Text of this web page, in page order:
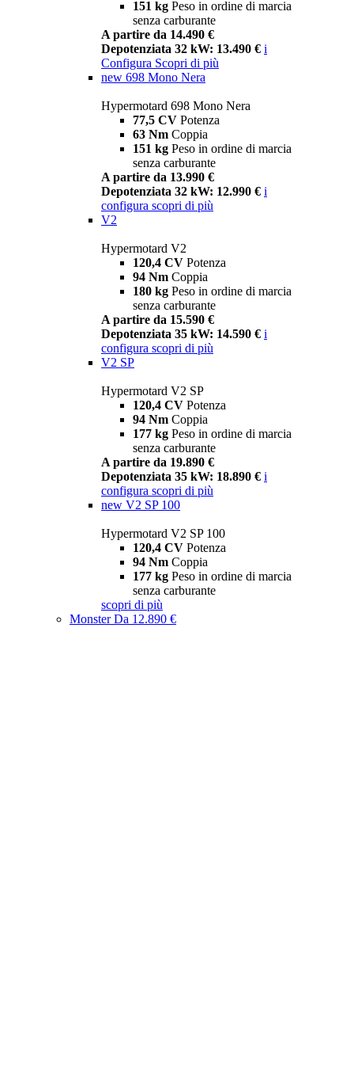
151 kg Peso in ordine di marcia
senza carburante
A partire da 14.490 €
Depotenziata 32 kW: 13.490 € i
Configura Scopri di più
new 698 Mono Nera
Hypermotard 698 Mono Nera
77,5 CV Potenza
63 Nm Coppia
151 kg Peso in ordine di marcia
senza carburante
A partire da 13.990 €
Depotenziata 32 kW: 12.990 € i
configura scopri di più
V2
Hypermotard V2
120,4 CV Potenza
94 Nm Coppia
180 kg Peso in ordine di marcia
senza carburante
A partire da 15.590 €
Depotenziata 35 kW: 14.590 € i
configura scopri di più
V2 SP
Hypermotard V2 SP
120,4 CV Potenza
94 Nm Coppia
177 kg Peso in ordine di marcia
senza carburante
A partire da 19.890 €
Depotenziata 35 kW: 18.890 € i
configura scopri di più
new V2 SP 100
Hypermotard V2 SP 100
120,4 CV Potenza
94 Nm Coppia
177 kg Peso in ordine di marcia
senza carburante
scopri di più
MonsterDa 12.890 €